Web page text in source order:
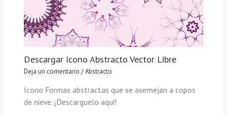
Descargar Icono Abstracto Vector Libre
Deja un comentario /Abstracto
Icono Formas abstractas que se asemejan a copos
de nieve. ¡Descarguelo aqui!